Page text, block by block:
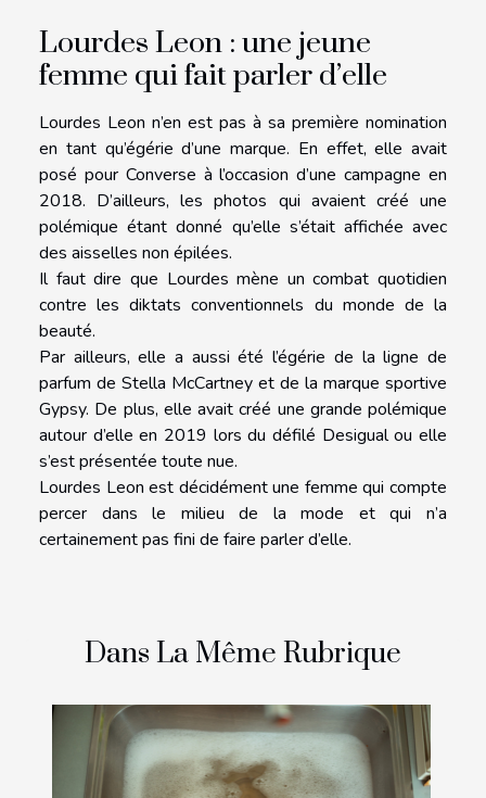
Lourdes Leon : une jeune
femme qui fait parler d’elle
Lourdes Leon n’en est pas à sa première nomination
en tant qu’égérie d’une marque. En effet, elle avait
posé pour Converse à l’occasion d’une campagne en
2018. D’ailleurs, les photos qui avaient créé une
polémique étant donné qu’elle s’était affichée avec
des aisselles non épilées.
Il faut dire que Lourdes mène un combat quotidien
contre les diktats conventionnels du monde de la
beauté.
Par ailleurs, elle a aussi été l’égérie de la ligne de
parfum de Stella McCartney et de la marque sportive
Gypsy. De plus, elle avait créé une grande polémique
autour d’elle en 2019 lors du défilé Desigual ou elle
s’est présentée toute nue.
Lourdes Leon est décidément une femme qui compte
percer dans le milieu de la mode et qui n’a
certainement pas fini de faire parler d’elle.
Dans La Même Rubrique